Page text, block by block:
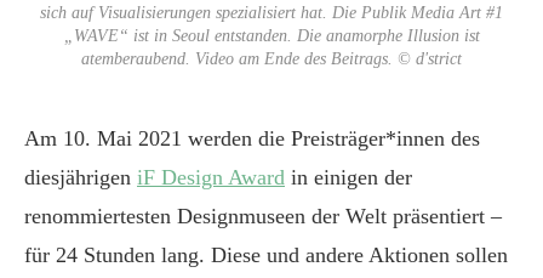
sich auf Visualisierungen spezialisiert hat. Die Publik Media Art #1
„WAVE“ ist in Seoul entstanden. Die anamorphe Illusion ist
atemberaubend. Video am Ende des Beitrags. © d'strict
Am 10. Mai 2021 werden die Preisträger*innen des
diesjährigen iF Design Award in einigen der
renommiertesten Designmuseen der Welt präsentiert –
für 24 Stunden lang. Diese und andere Aktionen sollen